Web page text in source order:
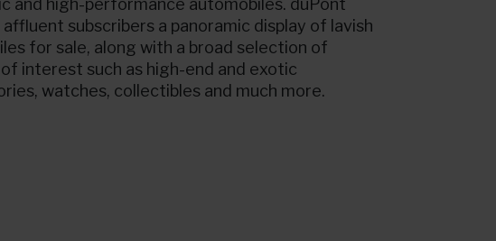
and high-performance automobiles. duPont
affluent subscribers a panoramic display of lavish
for sale, along with a broad selection of
interest such as high-end and exotic
watches, collectibles and much more.